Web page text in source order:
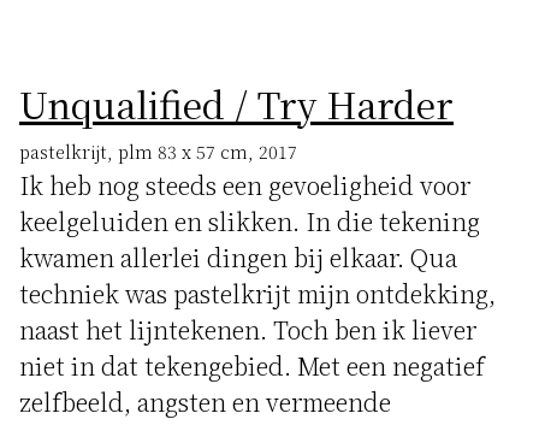
Unqualified / Try Harder
pastelkrijt, plm 83 x 57 cm, 2017
Ik heb nog steeds een gevoeligheid voor
keelgeluiden en slikken. In die tekening
kwamen allerlei dingen bij elkaar. Qua
techniek was pastelkrijt mijn ontdekking,
naast het lijntekenen. Toch ben ik liever
niet in dat tekengebied. Met een negatief
zelfbeeld, angsten en vermeende